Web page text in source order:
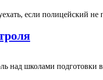
если полицейский
над школами